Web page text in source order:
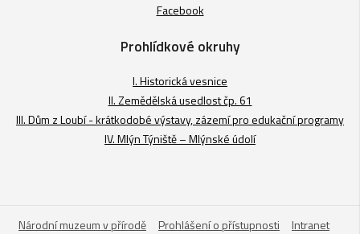
Facebook
Prohlídkové okruhy
I. Historická vesnice
II. Zemědělská usedlost čp. 61
III. Dům z Loubí - krátkodobé výstavy, zázemí pro edukační programy
IV. Mlýn Týniště – Mlýnské údolí
Národní muzeum v přírodě Prohlášení o přístupnosti Intranet